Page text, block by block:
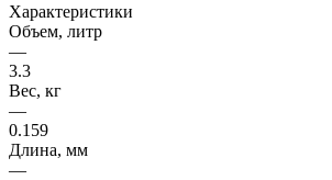
Характеристики
Объем, литр
—
3.3
Вес, кг
—
0.159
Длина, мм
—